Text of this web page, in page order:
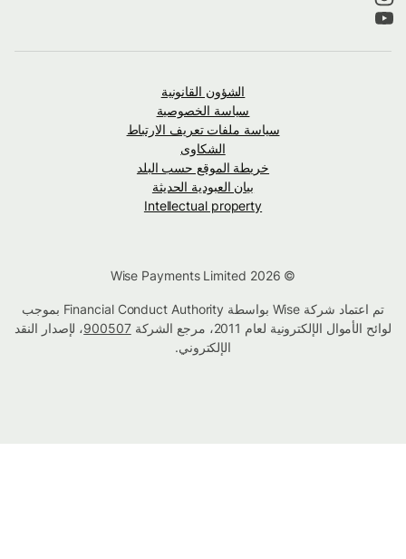
الشؤون القانونية
سياسة الخصوصية
سياسة ملفات تعريف الارتباط
الشكاوى
خريطة الموقع حسب البلد
بيان العبودية الحديثة
Intellectual property
تم اعتماد شركة Wise بواسطة Financial Conduct Authority بموجب
لوائح الأموال الإلكترونية لعام 2011، مرجع الشركة
900507، لإصدار النقد
الإلكتروني.